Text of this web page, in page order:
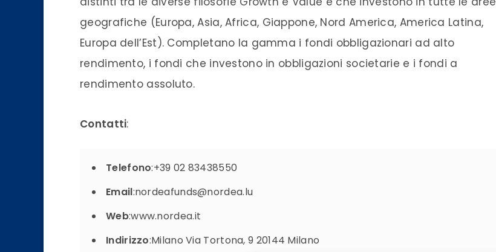
geografiche (Europa, Asia, Africa, Giappone, Nord America, America Latina,
Europa dell’Est). Completano la gamma i fondi obbligazionari ad alto
rendimento, i fondi che investono in obbligazioni societarie e i fondi a
rendimento assoluto.
Contatti:
Telefono:+39 02 83438550
Email:nordeafunds@nordea.lu
Web:www.nordea.it
Indirizzo:Milano Via Tortona, 9 20144 Milano